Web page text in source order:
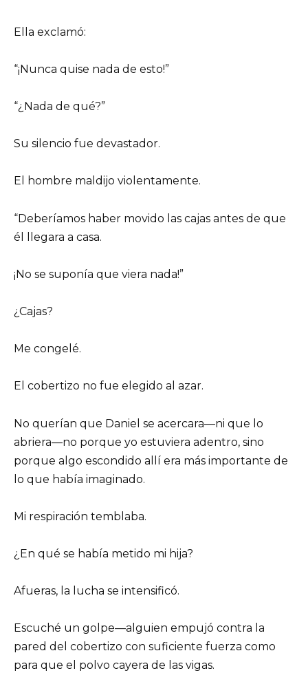
Ella exclamó:
“¡Nunca quise nada de esto!”
“¿Nada de qué?”
Su silencio fue devastador.
El hombre maldijo violentamente.
“Deberíamos haber movido las cajas antes de que
él llegara a casa.
¡No se suponía que viera nada!”
¿Cajas?
Me congelé.
El cobertizo no fue elegido al azar.
No querían que Daniel se acercara—ni que lo
abriera—no porque yo estuviera adentro, sino
porque algo escondido allí era más importante de
lo que había imaginado.
Mi respiración temblaba.
¿En qué se había metido mi hija?
Afueras, la lucha se intensificó.
Escuché un golpe—alguien empujó contra la
pared del cobertizo con suficiente fuerza como
para que el polvo cayera de las vigas.